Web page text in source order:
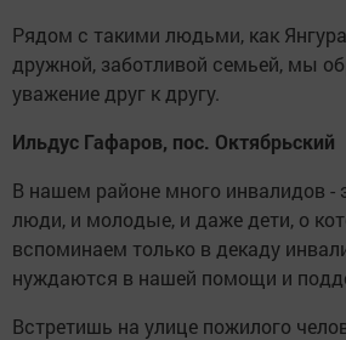
Рядом с такими людьми, как
дружной, заботливой семьей, мы
уважение друг к другу.
Ильдус Гафаров, пос. Октябрьский
В нашем районе много инвалидов -
люди, и молодые, и даже дети, о
вспоминаем только в декаду
нуждаются в нашей помощи и
Встретишь на улице пожилого